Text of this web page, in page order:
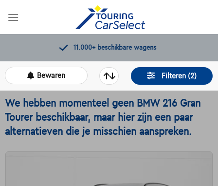
11.000+beschikbare wagens
Filteren (2)
Bewaren
We hebben momenteel geen BMW 216 Gran
Tourer beschikbaar, maar hier zijn een paar
alternatieven die je misschien aanspreken.